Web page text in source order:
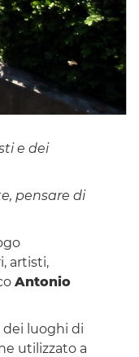
e dei
pensare di
artisti,
Antonio
dei luoghi di
utilizzato a